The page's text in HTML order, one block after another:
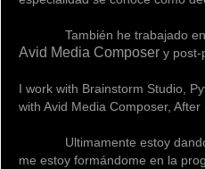
También he trabajado en
Avid Media Composer y post-
I work with Brainstorm Studio,
with Avid Media Composer,
Ultimamente estoy dando el
me estoy formándome en la